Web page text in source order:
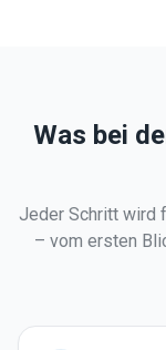
Was bei
Jeder Schritt wird
– vom ersten